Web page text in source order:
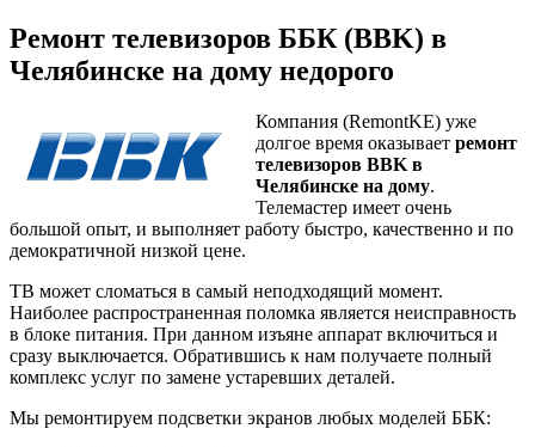
Ремонт телевизоров ББК (BBK) в
Челябинске на дому недорого
Компания (RemontKE) уже
долгое время оказывает ремонт
телевизоров BBK в
Челябинске на дому.
Телемастер имеет очень
большой опыт, и выполняет работу быстро, качественно и по
демократичной низкой цене.
ТВ может сломаться в самый неподходящий момент.
Наиболее распространенная поломка является неисправность
в блоке питания. При данном изъяне аппарат включиться и
сразу выключается. Обратившись к нам получаете полный
комплекс услуг по замене устаревших деталей.
Мы ремонтируем подсветки экранов любых моделей ББК: